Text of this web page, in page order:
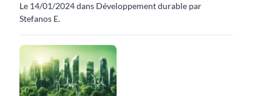
Le 14/01/2024 dans Développement durable par
Stefanos E.